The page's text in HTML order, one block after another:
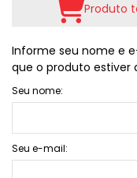
Produto
Informe seu nome e
que o produto estiver
Seu nome:
Seu e-mail: